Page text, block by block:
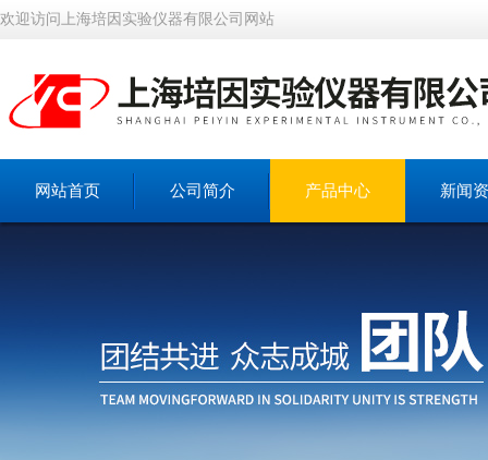
欢迎访问上海培因实验仪器有限公司网站
网站首页 公司简介 产品中心 新闻